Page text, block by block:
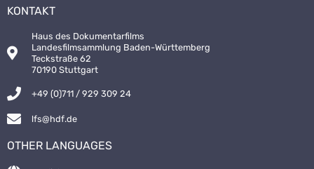
KONTAKT
Haus des Dokumentarfilms
Landesfilmsammlung Baden-Württemberg
Teckstraße 62
70190 Stuttgart
+49 (0)711 / 929 309 24
lfs@hdf.de
OTHER LANGUAGES